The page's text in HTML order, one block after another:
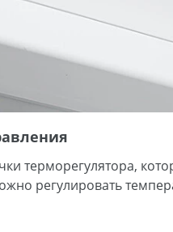
терморегулятора,
регулировать